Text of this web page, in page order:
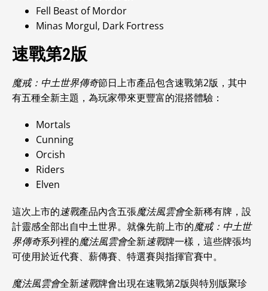
Fell Beast of Mordor
Minas Morgul, Dark Fortress
速戰第2版
魔戒：中土世界傳奇節日上市產品包含速戰第2版，其中
有五種全新主題，為玩家帶來更豐富的混搭體驗：
Mortals
Cunning
Orcish
Riders
Elven
這次上市的速戰產品內含五張魔法風雲會全新稀有牌，設
計靈感全部出自中土世界。就像先前上市的魔戒：中土世
界傳奇系列裡的魔法風雲會全新速戰牌一樣，這些牌張均
可使用於近代賽、薪傳賽、特選賽與指揮官賽中。
魔法風雲會全新速戰牌會出現在速戰第2版與特別版聚珍